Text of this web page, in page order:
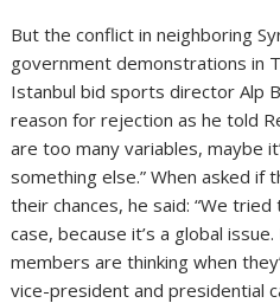
But the conflict in neighboring
government demonstrations in
Istanbul bid sports director Alp
reason for rejection as he told
are too many variables, maybe
something else.” When asked if
their chances, he said: “We
case, because it’s a global
members are thinking when
vice-president and presidential